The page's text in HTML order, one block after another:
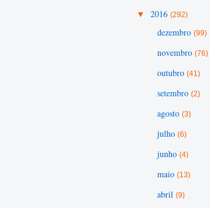
▼ 2016 (292)
dezembro (99)
novembro (76)
outubro (41)
setembro (2)
agosto (3)
julho (6)
junho (4)
maio (13)
abril (9)